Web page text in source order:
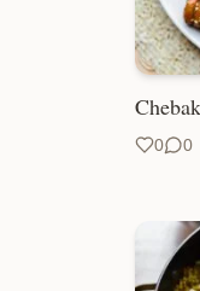
0 0